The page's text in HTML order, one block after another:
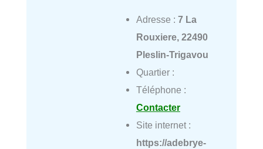
Adresse : 7 La
Rouxiere, 22490
Pleslin-Trigavou
Quartier :
Téléphone :
Contacter
Site internet :
https://adebrye-